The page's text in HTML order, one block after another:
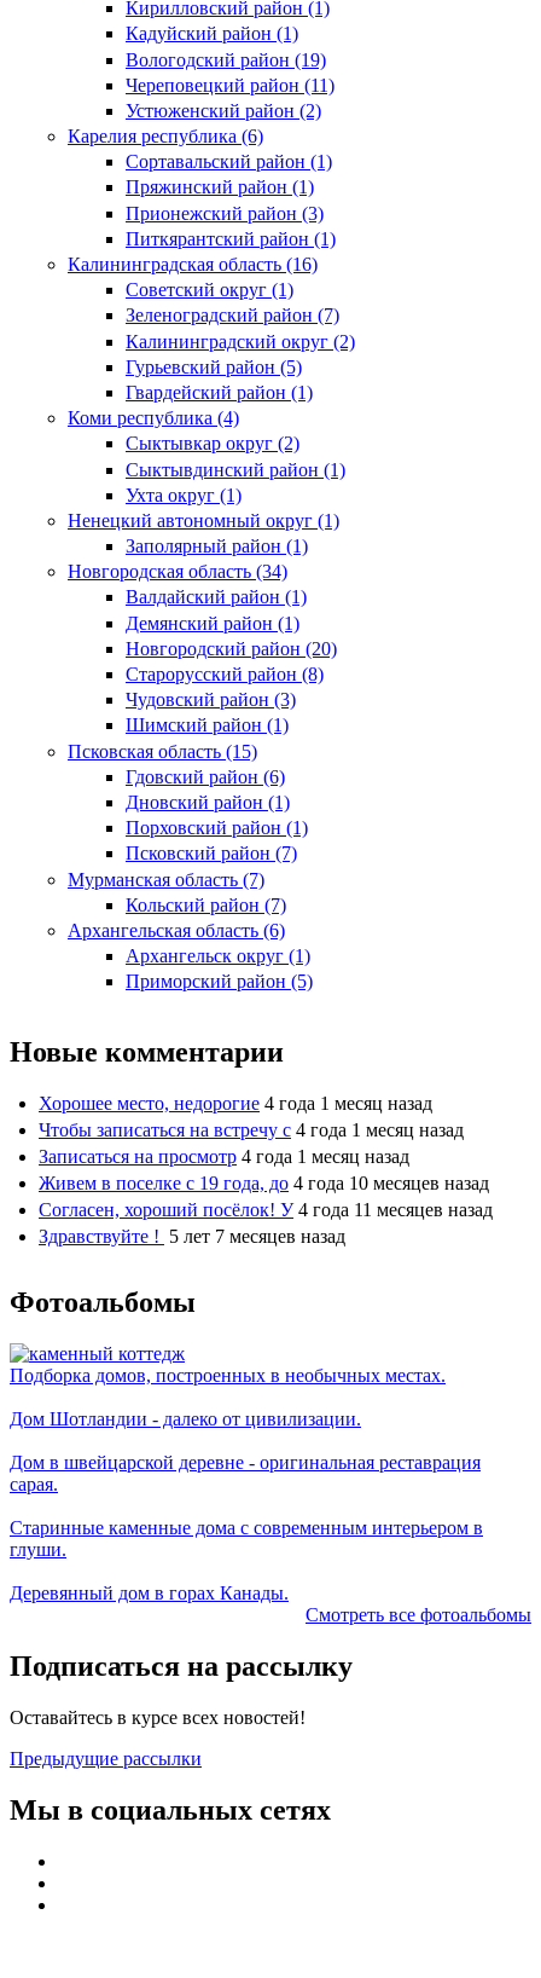
Кирилловский район (1)
Кадуйский район (1)
Вологодский район (19)
Череповецкий район (11)
Устюженский район (2)
Карелия республика (6)
Сортавальский район (1)
Пряжинский район (1)
Прионежский район (3)
Питкярантский район (1)
Калининградская область (16)
Советский округ (1)
Зеленоградский район (7)
Калининградский округ (2)
Гурьевский район (5)
Гвардейский район (1)
Коми республика (4)
Сыктывкар округ (2)
Сыктывдинский район (1)
Ухта округ (1)
Ненецкий автономный округ (1)
Заполярный район (1)
Новгородская область (34)
Валдайский район (1)
Демянский район (1)
Новгородский район (20)
Старорусский район (8)
Чудовский район (3)
Шимский район (1)
Псковская область (15)
Гдовский район (6)
Дновский район (1)
Порховский район (1)
Псковский район (7)
Мурманская область (7)
Кольский район (7)
Архангельская область (6)
Архангельск округ (1)
Приморский район (5)
Новые комментарии
Хорошее место, недорогие 4 года 1 месяц назад
Чтобы записаться на встречу с 4 года 1 месяц назад
Записаться на просмотр 4 года 1 месяц назад
Живем в поселке с 19 года, до 4 года 10 месяцев назад
Согласен, хороший посёлок! У 4 года 11 месяцев назад
Здравствуйте ! 5 лет 7 месяцев назад
Фотоальбомы
Подборка домов, построенных в необычных местах.
Дом Шотландии - далеко от цивилизации.
Дом в швейцарской деревне - оригинальная реставрация
сарая.
Старинные каменные дома с современным интерьером в
глуши.
Деревянный дом в горах Канады.
Смотреть все фотоальбомы
Подписаться на рассылку
Оставайтесь в курсе всех новостей!
Предыдущие рассылки
Мы в социальных сетях